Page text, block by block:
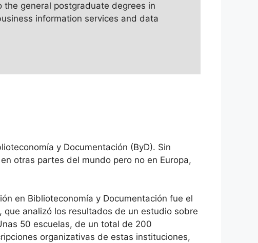
general postgraduate degrees in
information services and data
y Documentación (ByD). Sin
otras partes del mundo pero no en Europa,
en Biblioteconomía y Documentación fue el
que analizó los resultados de un estudio sobre
50 escuelas, de un total de 200
organizativas de estas instituciones,